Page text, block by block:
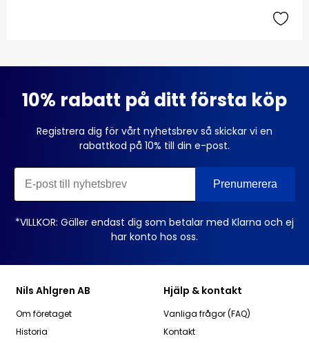
10% rabatt på ditt första köp
Registrera dig för vårt nyhetsbrev så skickar vi en
rabattkod på 10% till din e-post.
*VILLKOR: Gäller endast dig som betalar med Klarna och ej
har konto hos oss.
Nils Ahlgren AB
Om företaget
Historia
Hjälp & kontakt
Vanliga frågor (FAQ)
Kontakt